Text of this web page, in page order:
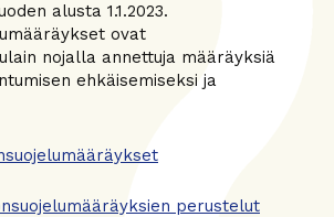
alusta 1.1.2023.
ovat
nojalla annettuja määräyksiä
ehkäisemiseksi ja
perustelut